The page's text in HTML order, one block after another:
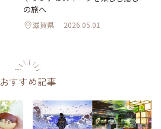
の旅へ
滋賀県 2026.05.01
おすすめ記事